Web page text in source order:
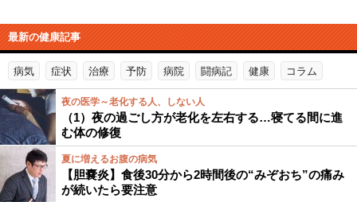
最新の健康記事
病気 症状 治療 予防 病院 闘病記 健康 コラム
夜の医学～老化する人、しない人
（1）夜の過ごし方が老化を左右する…寝てる間に進
む体の修復
夏に増えるお腹の病気
【胆嚢炎】食後30分から2時間後の“みぞおち”の痛み
が続いたら要注意